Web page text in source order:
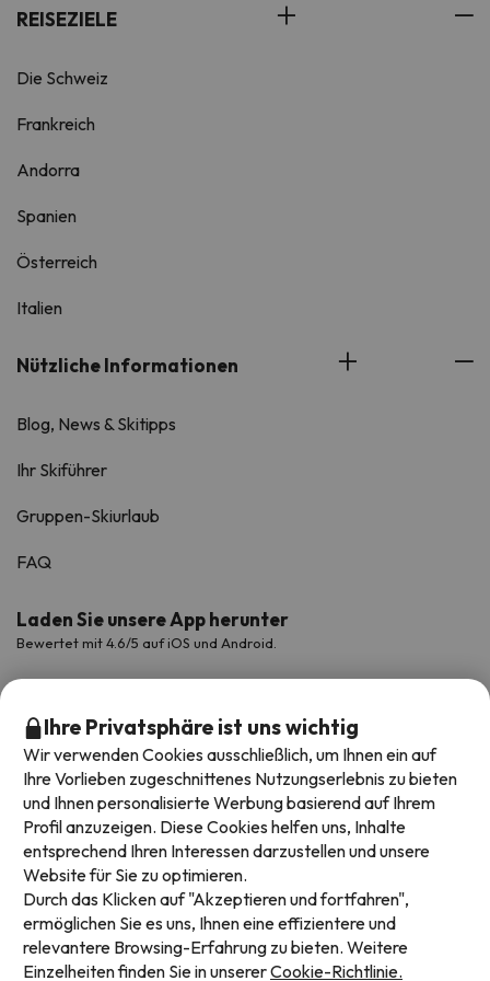
REISEZIELE
Die Schweiz
Frankreich
Andorra
Spanien
Österreich
Italien
Nützliche Informationen
Blog, News & Skitipps
Ihr Skiführer
Gruppen-Skiurlaub
FAQ
Laden Sie unsere App herunter
Bewertet mit 4.6/5 auf iOS und Android.
Verfügbare Zahlungsarten
Ihre Privatsphäre ist uns wichtig
Wir verwenden Cookies ausschließlich, um Ihnen ein auf
Ihre Vorlieben zugeschnittenes Nutzungserlebnis zu bieten
und Ihnen personalisierte Werbung basierend auf Ihrem
Profil anzuzeigen. Diese Cookies helfen uns, Inhalte
entsprechend Ihren Interessen darzustellen und unsere
Website für Sie zu optimieren.
Durch das Klicken auf "Akzeptieren und fortfahren",
ermöglichen Sie es uns, Ihnen eine effizientere und
relevantere Browsing-Erfahrung zu bieten. Weitere
Einzelheiten finden Sie in unsererCookie-Richtlinie.